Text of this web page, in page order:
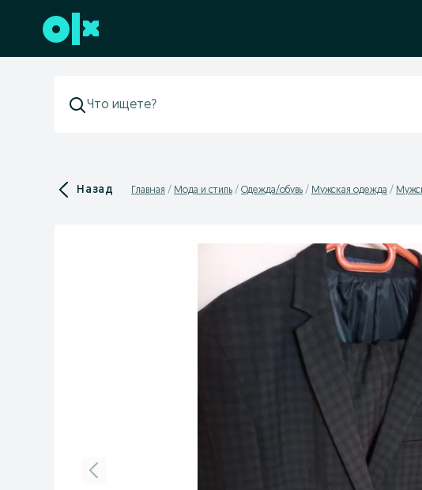
Перейти к нижнему колонтитулу
Назад Главная Мода и стиль Одежда/обувь Мужская одежда